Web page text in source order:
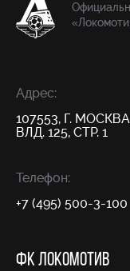
Адрес:
107553, Г.
ВЛД. 125, СТР. 1
Телефон:
+7 (495) 500-3-100
ФК ЛОКОМОТИВ